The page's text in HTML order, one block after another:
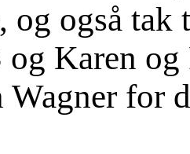
og også
Karen
for